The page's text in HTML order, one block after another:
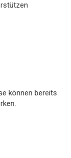
können bereits